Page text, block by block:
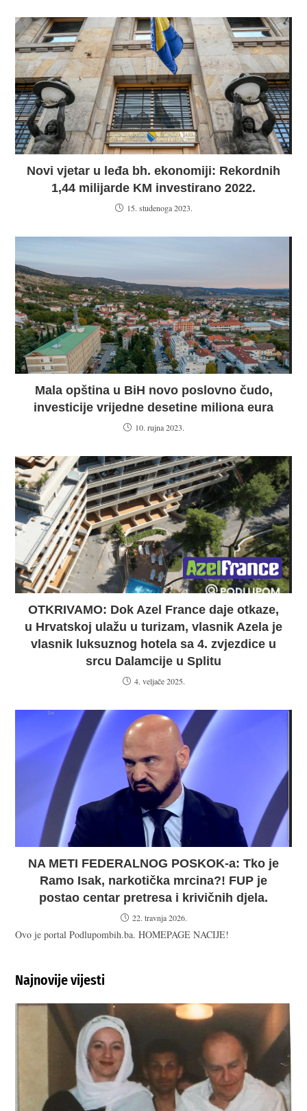
Novi vjetar u leđa bh. ekonomiji: Rekordnih
1,44 milijarde KM investirano 2022.
15. studenoga 2023.
Mala opština u BiH novo poslovno čudo,
investicije vrijedne desetine miliona eura
10. rujna 2023.
OTKRIVAMO: Dok Azel France daje otkaze,
u Hrvatskoj ulažu u turizam, vlasnik Azela je
vlasnik luksuznog hotela sa 4. zvjezdice u
srcu Dalamcije u Splitu
4. veljače 2025.
NA METI FEDERALNOG POSKOK-a: Tko je
Ramo Isak, narkotička mrcina?! FUP je
postao centar pretresa i krivičnih djela.
22. travnja 2026.
Ovo je portal Podlupombih.ba. HOMEPAGE NACIJE!
Najnovije vijesti